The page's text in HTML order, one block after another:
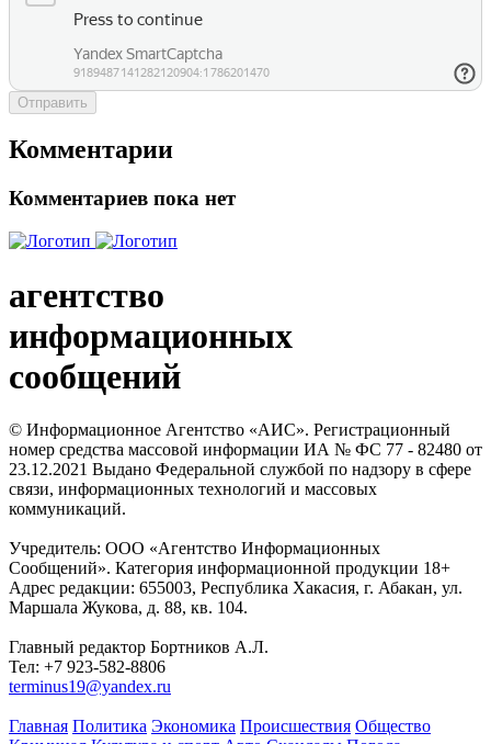
Отправить
Комментарии
Комментариев пока нет
агентство
информационных
сообщений
© Информационное Агентство «АИС». Регистрационный
номер средства массовой информации ИА № ФС 77 - 82480 от
23.12.2021 Выдано Федеральной службой по надзору в сфере
связи, информационных технологий и массовых
коммуникаций.
Учредитель: ООО «Агентство Информационных
Сообщений». Категория информационной продукции 18+
Адрес редакции: 655003, Республика Хакасия, г. Абакан, ул.
Маршала Жукова, д. 88, кв. 104.
Главный редактор Бортников А.Л.
Тел: +7 923-582-8806
terminus19@yandex.ru
Главная Политика Экономика Происшествия Общество